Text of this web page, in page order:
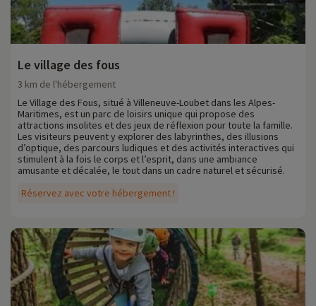
Le village des fous
Réservez avec votre hébergement !
3 km de l'hébergement
Le Village des Fous, situé à Villeneuve-Loubet dans les Alpes-
Maritimes, est un parc de loisirs unique qui propose des
attractions insolites et des jeux de réflexion pour toute la famille.
Les visiteurs peuvent y explorer des labyrinthes, des illusions
d’optique, des parcours ludiques et des activités interactives qui
stimulent à la fois le corps et l’esprit, dans une ambiance
amusante et décalée, le tout dans un cadre naturel et sécurisé.